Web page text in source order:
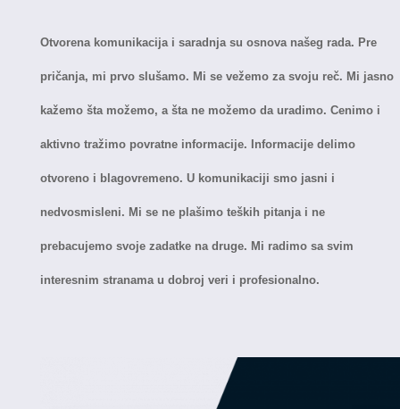
Otvorena komunikacija i saradnja su osnova našeg rada. Pre
pričanja, mi prvo slušamo. Mi se vežemo za svoju reč. Mi jasno
kažemo šta možemo, a šta ne možemo da uradimo. Cenimo i
aktivno tražimo povratne informacije. Informacije delimo
otvoreno i blagovremeno. U komunikaciji smo jasni i
nedvosmisleni. Mi se ne plašimo teških pitanja i ne
prebacujemo svoje zadatke na druge. Mi radimo sa svim
interesnim stranama u dobroj veri i profesionalno.